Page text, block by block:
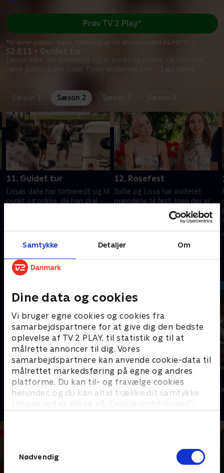
Samtykke Detaljer Om
Dine data og cookies
Vi bruger egne cookies og cookies fra
samarbejdspartnere for at give dig den bedste
oplevelse af TV 2 PLAY, til statistik og til at
målrette annoncer til dig. Vores
samarbejdspartnere kan anvende cookie-data til
målrettet markedsføring på egne og andres
platforme. Du kan til- og fravælge cookies
herunder, og du kan altid trække dit samtykke
tilbage ved at klikke på ’Cookie-indstillinger’ i
Nødvendig
S2:E11 • Guidet tur
Lissas date har forberedt sig til punkt og prikke, da han skal
være guide i byen Galle. Turen ender med en
Prøv TV 2 Play*
*Kræver pakken Basis. Administrer dit abonnement på Mit TV 2.
Sæson 1 Sæson 2 Sæson 3 Sæson 4
11. Guidet tur
Lissas date har forberedt sig til
punkt og prikke, da han skal
frokost, hvor de to nærmer sig
29. maj 2024 • 30 min
12. Rosefest
Sofie og Lissa har inviteret
mændene til fest, men der er
ikke kun lagt op til dans og
drinks. Til festen uddeler
kvinderne roser, og der er ikke
30. maj 2024 • 35 min
Andre så også
Landmand søger kærlighed
Reality • 13 sæsoner
Bachelor
Reality • 3